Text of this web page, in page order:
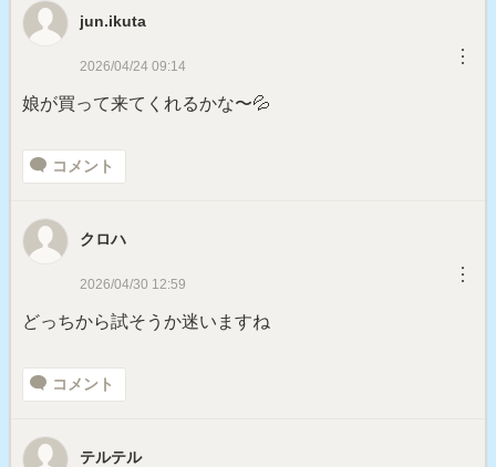
jun.ikuta
2026/04/24 09:14 ︙
娘が買って来てくれるかな〜💦
コメント
クロハ
2026/04/30 12:59 ︙
どっちから試そうか迷いますね
コメント
テルテル